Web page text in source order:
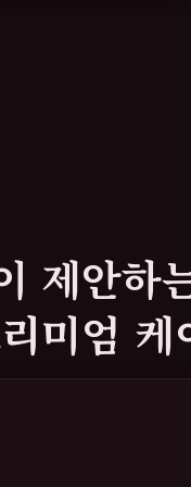
제안하
미엄 케